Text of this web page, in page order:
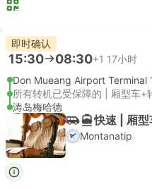
即时确认
15:30 08:30+1 17小时
Don Mueang Airport Terminal
所有转机已受保障的 | 厢型车+
涛岛梅哈德
快速 | 厢型
Montanatip